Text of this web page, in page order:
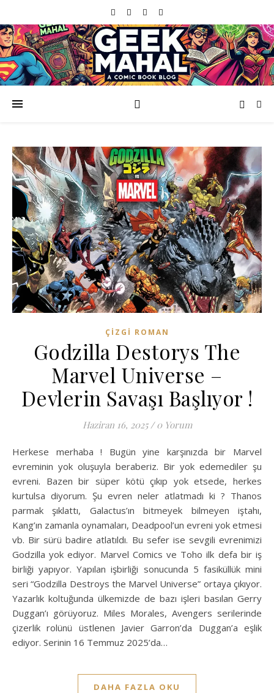
ÇIZGI ROMAN
Godzilla Destorys The
Marvel Universe –
Devlerin Savaşı Başlıyor !
Haziran 16, 2025 / 0 Yorum
Herkese merhaba ! Bugün yine karşınızda bir Marvel
evreminin yok oluşuyla beraberiz. Bir yok edemediler şu
evreni. Bazen bir süper kötü çıkıp yok etsede, herkes
kurtulsa diyorum. Şu evren neler atlatmadı ki ? Thanos
parmak şıklattı, Galactus’ın bitmeyek bilmeyen iştahı,
Kang’ın zamanla oynamaları, Deadpool’un evreni yok etmesi
vb. Bir sürü badire atlatıldı. Bu sefer ise sevgili evrenimizi
Godzilla yok ediyor. Marvel Comics ve Toho ilk defa bir iş
birliği yapıyor. Yapılan işbirliği sonucunda 5 fasiküllük mini
seri “Godzilla Destroys the Marvel Universe” ortaya çıkıyor.
Yazarlık koltuğunda ülkemizde de bazı işleri basılan Gerry
Duggan’ı görüyoruz. Miles Morales, Avengers serilerinde
çizerlik rolünü üstlenen Javier Garron’da Duggan’a eşlik
ediyor. Serinin 16 Temmuz 2025’da…
DAHA FAZLA OKU